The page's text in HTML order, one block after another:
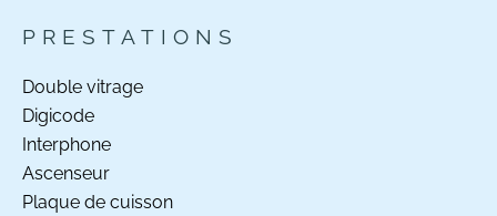
PRESTATIONS
Double vitrage
Digicode
Interphone
Ascenseur
Plaque de cuisson